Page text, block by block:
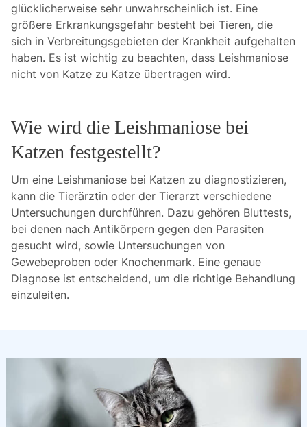
glücklicherweise sehr unwahrscheinlich ist. Eine
größere Erkrankungsgefahr besteht bei Tieren, die
sich in Verbreitungsgebieten der Krankheit aufgehalten
haben. Es ist wichtig zu beachten, dass Leishmaniose
nicht von Katze zu Katze übertragen wird.
Wie wird die Leishmaniose bei
Katzen festgestellt?
Um eine Leishmaniose bei Katzen zu diagnostizieren,
kann die Tierärztin oder der Tierarzt verschiedene
Untersuchungen durchführen. Dazu gehören Bluttests,
bei denen nach Antikörpern gegen den Parasiten
gesucht wird, sowie Untersuchungen von
Gewebeproben oder Knochenmark. Eine genaue
Diagnose ist entscheidend, um die richtige Behandlung
einzuleiten.